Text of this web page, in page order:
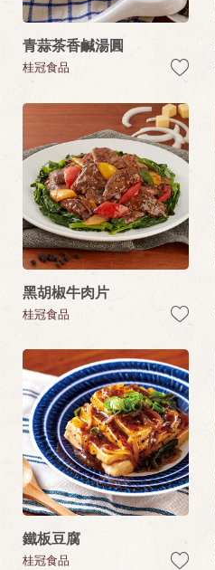
青蒜茶香鹹湯圓
桂冠食品
黑胡椒牛肉片
桂冠食品
鐵板豆腐
桂冠食品